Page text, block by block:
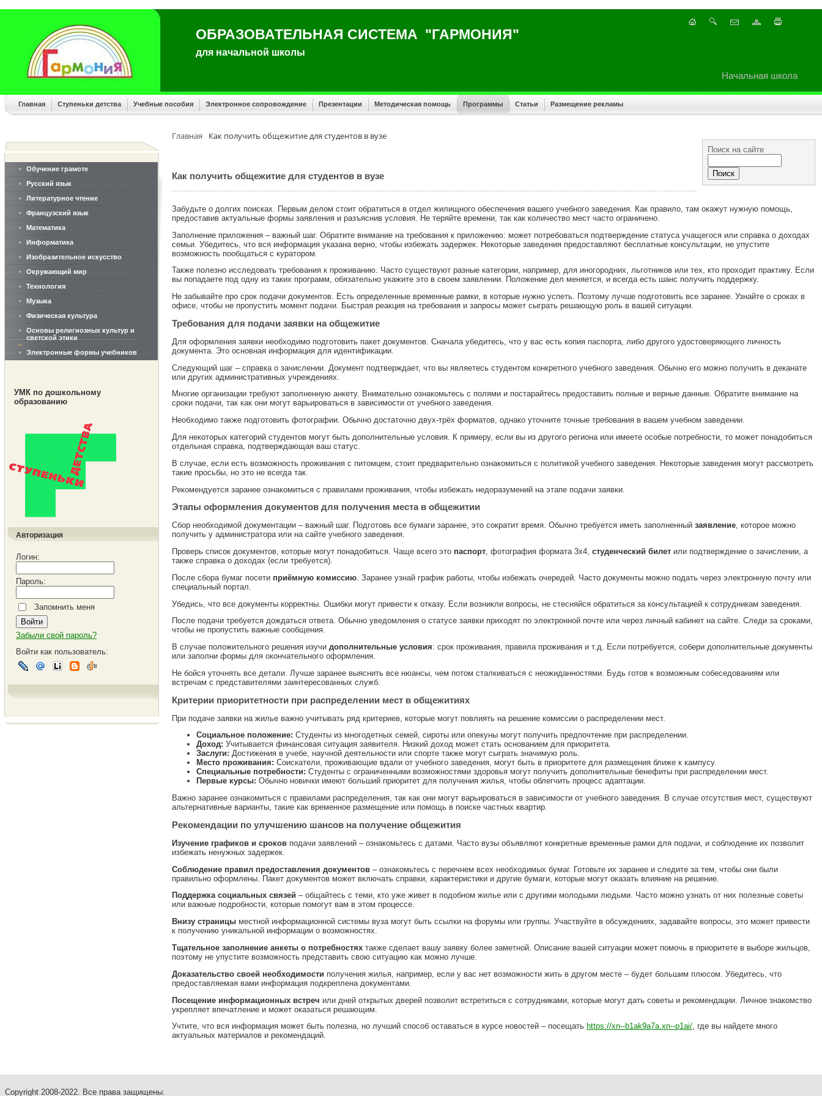
ОБРАЗОВАТЕЛЬНАЯ СИСТЕМА "ГАРМОНИЯ"
для начальной школы
Начальная школа
Главная Ступеньки детства Учебные пособия Электронное сопровождение Презентации Методическая помощь Программы Статьи Размещение рекламы
Обучение грамоте
Русский язык
Литературное чтение
Французский язык
Математика
Информатика
Изобразительное искусство
Окружающий мир
Технология
Музыка
Физическая культура
Основы религиозных культур и
светской этики
Электронные формы учебников
УМК по дошкольному
образованию
Авторизация
Логин:
Пароль:
Запомнить меня
Забыли свой пароль?
Войти как пользователь:
Главная Как получить общежитие для студентов в вузе
Как получить общежитие для студентов в вузе
Поиск на сайте
Забудьте о долгих поисках. Первым делом стоит обратиться в отдел жилищного обеспечения вашего учебного заведения. Как правило, там окажут нужную помощь,
предоставив актуальные формы заявления и разъяснив условия. Не теряйте времени, так как количество мест часто ограничено.
Заполнение приложения – важный шаг. Обратите внимание на требования к приложению: может потребоваться подтверждение статуса учащегося или справка о доходах
семьи. Убедитесь, что вся информация указана верно, чтобы избежать задержек. Некоторые заведения предоставляют бесплатные консультации, не упустите
возможность пообщаться с куратором.
Также полезно исследовать требования к проживанию. Часто существуют разные категории, например, для иногородних, льготников или тех, кто проходит практику. Если
вы попадаете под одну из таких программ, обязательно укажите это в своем заявлении. Положение дел меняется, и всегда есть шанс получить поддержку.
Не забывайте про срок подачи документов. Есть определенные временные рамки, в которые нужно успеть. Поэтому лучше подготовить все заранее. Узнайте о сроках в
офисе, чтобы не пропустить момент подачи. Быстрая реакция на требования и запросы может сыграть решающую роль в вашей ситуации.
Требования для подачи заявки на общежитие
Для оформления заявки необходимо подготовить пакет документов. Сначала убедитесь, что у вас есть копия паспорта, либо другого удостоверяющего личность
документа. Это основная информация для идентификации.
Следующий шаг – справка о зачислении. Документ подтверждает, что вы являетесь студентом конкретного учебного заведения. Обычно его можно получить в деканате
или других административных учреждениях.
Многие организации требуют заполненную анкету. Внимательно ознакомьтесь с полями и постарайтесь предоставить полные и верные данные. Обратите внимание на
сроки подачи, так как они могут варьироваться в зависимости от учебного заведения.
Необходимо также подготовить фотографии. Обычно достаточно двух-трёх форматов, однако уточните точные требования в вашем учебном заведении.
Для некоторых категорий студентов могут быть дополнительные условия. К примеру, если вы из другого региона или имеете особые потребности, то может понадобиться
отдельная справка, подтверждающая ваш статус.
В случае, если есть возможность проживания с питомцем, стоит предварительно ознакомиться с политикой учебного заведения. Некоторые заведения могут рассмотреть
такие просьбы, но это не всегда так.
Рекомендуется заранее ознакомиться с правилами проживания, чтобы избежать недоразумений на этапе подачи заявки.
Этапы оформления документов для получения места в общежитии
Сбор необходимой документации – важный шаг. Подготовь все бумаги заранее, это сократит время. Обычно требуется иметь заполненный заявление, которое можно
получить у администратора или на сайте учебного заведения.
Проверь список документов, которые могут понадобиться. Чаще всего это паспорт , фотография формата 3x4, студенческий билет или подтверждение о зачислении, а
также справка о доходах (если требуется).
После сбора бумаг посети приёмную комиссию . Заранее узнай график работы, чтобы избежать очередей. Часто документы можно подать через электронную почту или
специальный портал.
Убедись, что все документы корректны. Ошибки могут привести к отказу. Если возникли вопросы, не стесняйся обратиться за консультацией к сотрудникам заведения.
После подачи требуется дождаться ответа. Обычно уведомления о статусе заявки приходят по электронной почте или через личный кабинет на сайте. Следи за сроками,
чтобы не пропустить важные сообщения.
В случае положительного решения изучи дополнительные условия: срок проживания, правила проживания и т.д. Если потребуется, собери дополнительные документы
или заполни формы для окончательного оформления.
Не бойся уточнять все детали. Лучше заранее выяснить все нюансы, чем потом сталкиваться с неожиданностями. Будь готов к возможным собеседованиям или
встречам с представителями заинтересованных служб.
Критерии приоритетности при распределении мест в общежитиях
При подаче заявки на жилье важно учитывать ряд критериев, которые могут повлиять на решение комиссии о распределении мест.
Социальное положение: Студенты из многодетных семей, сироты или опекуны могут получить предпочтение при распределении.
Доход: Учитывается финансовая ситуация заявителя. Низкий доход может стать основанием для приоритета.
Заслуги: Достижения в учебе, научной деятельности или спорте также могут сыграть значимую роль.
Место проживания: Соискатели, проживающие вдали от учебного заведения, могут быть в приоритете для размещения ближе к кампусу.
Специальные потребности: Студенты с ограниченными возможностями здоровья могут получить дополнительные бенефиты при распределении мест.
Первые курсы: Обычно новички имеют больший приоритет для получения жилья, чтобы облегчить процесс адаптации.
Важно заранее ознакомиться с правилами распределения, так как они могут варьироваться в зависимости от учебного заведения. В случае отсутствия мест, существуют
альтернативные варианты, такие как временное размещение или помощь в поиске частных квартир.
Рекомендации по улучшению шансов на получение общежития
Изучение графиков и сроков подачи заявлений – ознакомьтесь с датами. Часто вузы объявляют конкретные временные рамки для подачи, и соблюдение их позволит
избежать ненужных задержек.
Соблюдение правил предоставления документов – ознакомьтесь с перечнем всех необходимых бумаг. Готовьте их заранее и следите за тем, чтобы они были
правильно оформлены. Пакет документов может включать справки, характеристики и другие бумаги, которые могут оказать влияние на решение.
Поддержка социальных связей – общайтесь с теми, кто уже живет в подобном жилье или с другими молодыми людьми. Часто можно узнать от них полезные советы
или важные подробности, которые помогут вам в этом процессе.
Внизу страницы местной информационной системы вуза могут быть ссылки на форумы или группы. Участвуйте в обсуждениях, задавайте вопросы, это может привести
к получению уникальной информации о возможностях.
Тщательное заполнение анкеты о потребностях также сделает вашу заявку более заметной. Описание вашей ситуации может помочь в приоритете в выборе жильцов,
поэтому не упустите возможность представить свою ситуацию как можно лучше.
Доказательство своей необходимости получения жилья, например, если у вас нет возможности жить в другом месте – будет большим плюсом. Убедитесь, что
предоставляемая вами информация подкреплена документами.
Посещение информационных встреч или дней открытых дверей позволит встретиться с сотрудниками, которые могут дать советы и рекомендации. Личное знакомство
укрепляет впечатление и может оказаться решающим.
Учтите, что вся информация может быть полезна, но лучший способ оставаться в курсе новостей – посещать https://xn--b1ak9a7a.xn--p1ai/, где вы найдете много
актуальных материалов и рекомендаций.
Copyright 2008-2022. Все права защищены.